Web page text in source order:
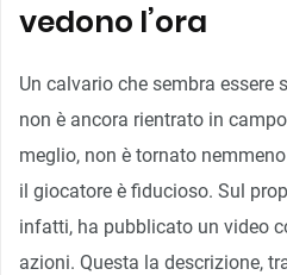
vedono l’ora
Un calvario che sembra essere
non è ancora rientrato in
meglio, non è tornato
il giocatore è fiducioso. Sul
infatti, ha pubblicato un video
azioni. Questa la descrizione,